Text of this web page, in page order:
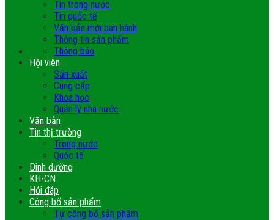
Tin trong nước
Tin quốc tế
Văn bản mới ban hành
Thông tin sản phẩm
Thông báo
Hội viên
Sản xuất
Cung cấp
Khoa học
Quản lý nhà nước
Văn bản
Tin thị trường
Trong nước
Quốc tế
Dinh dưỡng
KH-CN
Hỏi đáp
Công bố sản phẩm
Tự công bố sản phẩm